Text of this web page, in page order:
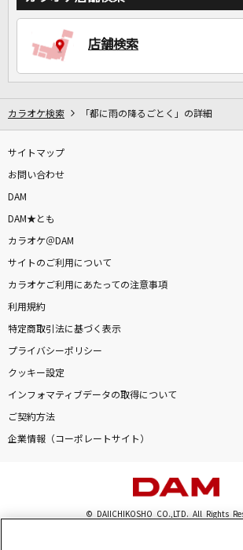
店舗検索
カラオケ検索 「都に雨の降るごとく」の詳細
サイトマップ
お問い合わせ
DAM
DAM★とも
カラオケ＠DAM
サイトのご利用について
カラオケご利用にあたっての注意事項
利用規約
特定商取引法に基づく表示
プライバシーポリシー
クッキー設定
インフォマティブデータの取得について
ご契約方法
企業情報（コーポレートサイト）
© DAIICHIKOSHO CO.,LTD. All Rights